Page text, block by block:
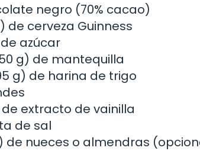
negro (70% cacao)
de cerveza Guinness
azúcar
g) de mantequilla
g) de harina de trigo
extracto de vainilla
de sal
de nueces o almendras